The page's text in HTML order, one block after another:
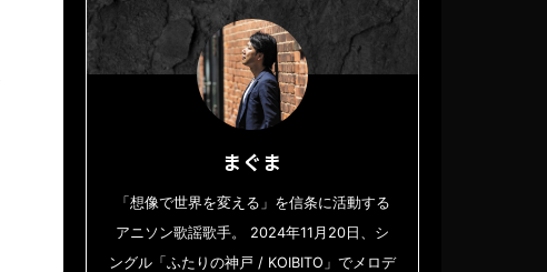
まぐま
「想像で世界を変える」を信条に活動する
アニソン歌謡歌手。 2024年11月20日、シ
ングル「ふたりの神戸 / KOIBITO」でメロデ